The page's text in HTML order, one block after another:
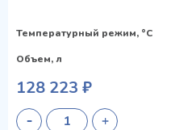
Температурный режим, °C
Объем, л
128 223 ₽